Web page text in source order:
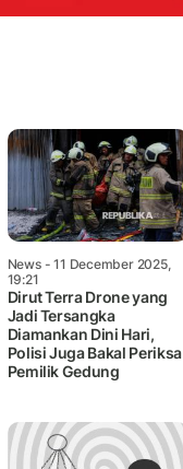
News- 11 December 2025,
19:21
Dirut Terra Drone yang
Jadi Tersangka
Diamankan Dini Hari,
Polisi Juga Bakal Periksa
Pemilik Gedung